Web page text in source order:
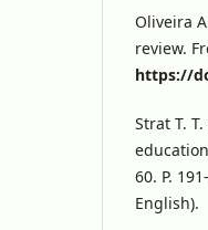
Oliveira
review.
https://
Strat T.
60. P.
English).